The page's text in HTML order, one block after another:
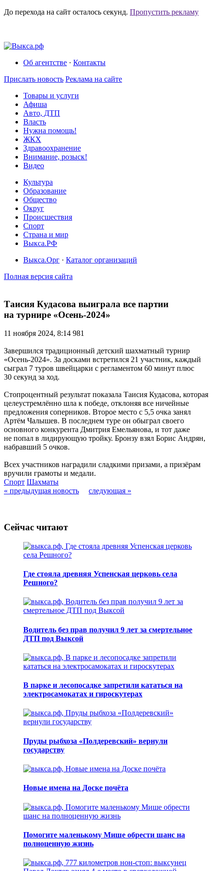
До перехода на сайт осталось секунд. Пропустить рекламу
Об агентстве · Контакты
Прислать новость Реклама на сайте
Товары и услуги
Афиша
Авто, ДТП
Власть
Нужна помощь!
ЖКХ
Здравоохранение
Внимание, розыск!
Видео
Культура
Образование
Общество
Округ
Происшествия
Спорт
Страна и мир
Выкса.РФ
Выкса.Орг · Каталог организаций
Полная версия сайта
Таисия Кудасова выиграла все партии
на турнире «Осень-2024»
11 ноября 2024, 8:14 981
Завершился традиционный детский шахматный турнир
«Осень-2024». За досками встретился 21 участник, каждый
сыграл 7 туров швейцарки с регламентом 60 минут плюс
30 секунд за ход.
Стопроцентный результат показала Таисия Кудасова, которая
целеустремлённо шла к победе, отклоняя все ничейные
предложения соперников. Второе место с 5,5 очка занял
Артём Чалышев. В последнем туре он обыграл своего
основного конкурента Дмитрия Емельянова, и тот даже
не попал в лидирующую тройку. Бронзу взял Борис Андрян,
набравший 5 очков.
Всех участников наградили сладкими призами, а призёрам
вручили грамоты и медали.
Спорт Шахматы
« предыдущая новость
следующая »
Сейчас читают
Где стояла древняя Успенская церковь села
Решного?
Водитель без прав получил 9 лет за смертельное
ДТП под Выксой
В парке и лесопосадке запретили кататься на
электросамокатах и гироскутерах
Пруды рыбхоза «Полдеревский» вернули
государству
Новые имена на Доске почёта
Помогите маленькому Мише обрести шанс на
полноценную жизнь